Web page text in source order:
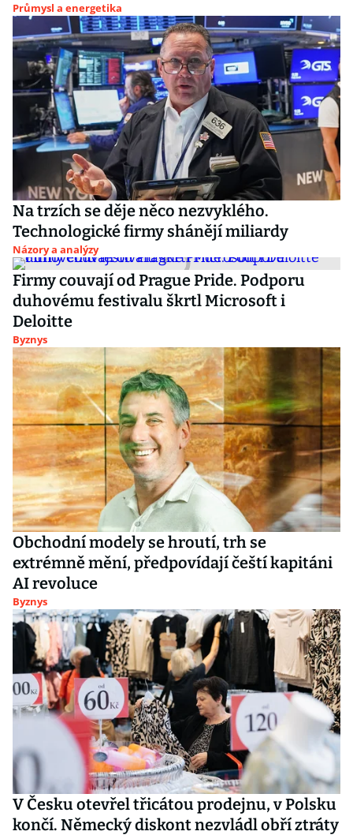
Průmysl a energetika
Na trzích se děje něco nezvyklého.
Technologické firmy shánějí miliardy
Názory a analýzy
Firmy couvají od Prague Pride. Podporu
duhovému festivalu škrtl Microsoft i
Deloitte
Byznys
Obchodní modely se hroutí, trh se
extrémně mění, předpovídají čeští kapitáni
AI revoluce
Byznys
V Česku otevřel třicátou prodejnu, v Polsku
končí. Německý diskont nezvládl obří ztráty